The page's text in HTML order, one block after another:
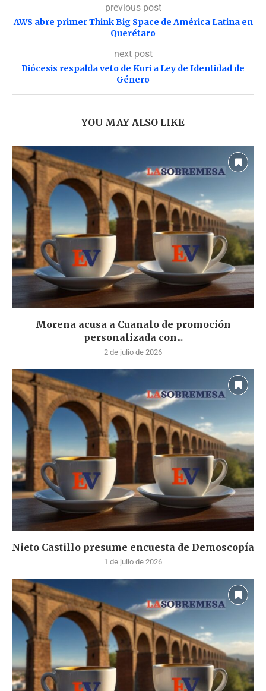
previous post
AWS abre primer Think Big Space de América Latina en
Querétaro
next post
Diócesis respalda veto de Kuri a Ley de Identidad de
Género
YOU MAY ALSO LIKE
Morena acusa a Cuanalo de promoción
personalizada con...
2 de julio de 2026
Nieto Castillo presume encuesta de Demoscopía
1 de julio de 2026